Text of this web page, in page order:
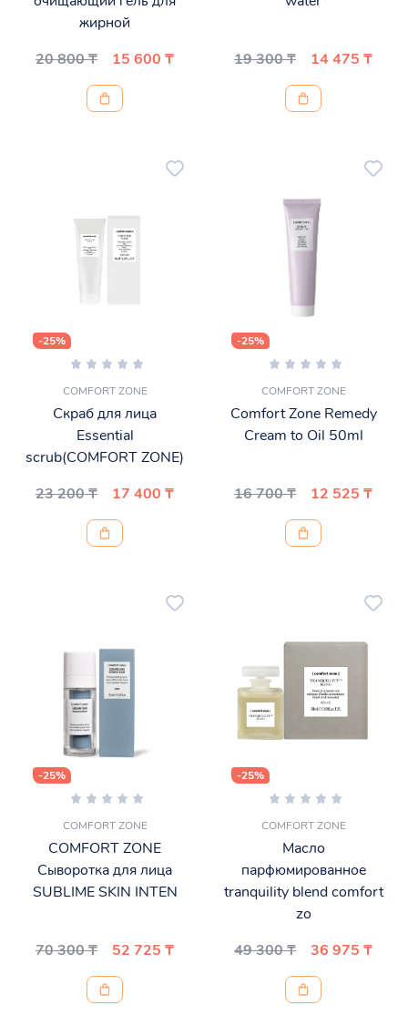
жирной
20 800 ₸
15 600 ₸ 19 300 ₸ 14 475 ₸
-25%
COMFORT ZONE
Скраб для лица
Essential
scrub(COMFORT ZONE)
23 200 ₸
17 400 ₸
-25%
COMFORT ZONE
Comfort Zone Remedy
Cream to Oil 50ml
16 700 ₸ 12 525 ₸
-25%
COMFORT ZONE
COMFORT ZONE
Сыворотка для лица
SUBLIME SKIN INTEN
70 300 ₸ 52 725 ₸
-25%
COMFORT ZONE
Масло
парфюмированное
tranquility blend comfort
zo
49 300 ₸
36 975 ₸